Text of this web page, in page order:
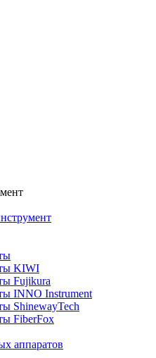
KIWI
Fujikura
INNO Instrument
ShinewayTech
FiberFox
аппаратов